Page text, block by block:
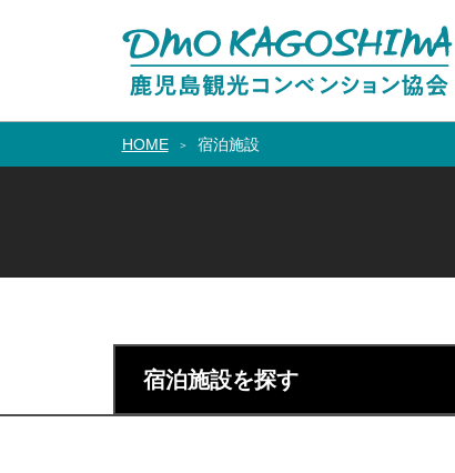
HOME 宿泊施設
宿泊施設を探す